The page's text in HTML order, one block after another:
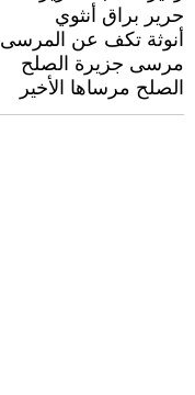
حرير براق أنثوي
أنوثة تكف عن المرسى
مرسى جزيرة الصلح
الصلح مرساها الأخير